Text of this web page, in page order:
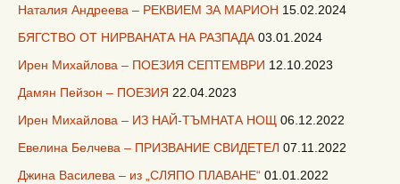
Наталия Андреева – РЕКВИЕМ ЗА МАРИОН 15.02.2024
БЯГСТВО ОТ НИРВАНАТА НА РАЗПАДА 03.01.2024
Ирен Михайлова – ПОЕЗИЯ СЕПТЕМВРИ 12.10.2023
Дамян Пейзон – ПОЕЗИЯ 22.04.2023
Ирен Михайлова – ИЗ НАЙ-ТЪМНАТА НОЩ 06.12.2022
Евелина Белчева – ПРИЗВАНИЕ СВИДЕТЕЛ 07.11.2022
Джина Василева – из „СЛЯПО ПЛАВАНЕ“ 01.01.2022